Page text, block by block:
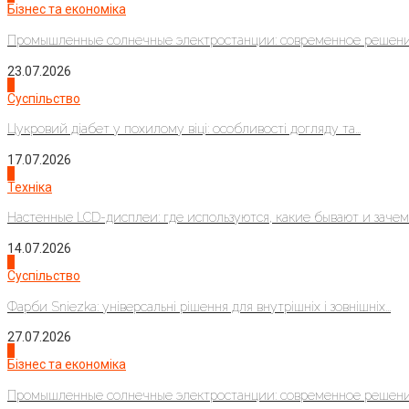
Бізнес та економіка
Промышленные солнечные электростанции: современное
23.07.2026
Суспільство
Цукровий діабет у похилому віці: особливості догляду та...
17.07.2026
Техніка
Настенные LCD-дисплеи: где используются, какие бывают и
14.07.2026
Суспільство
Фарби Sniezka: універсальні рішення для внутрішніх і зовнішніх...
27.07.2026
Бізнес та економіка
Промышленные солнечные электростанции: современное